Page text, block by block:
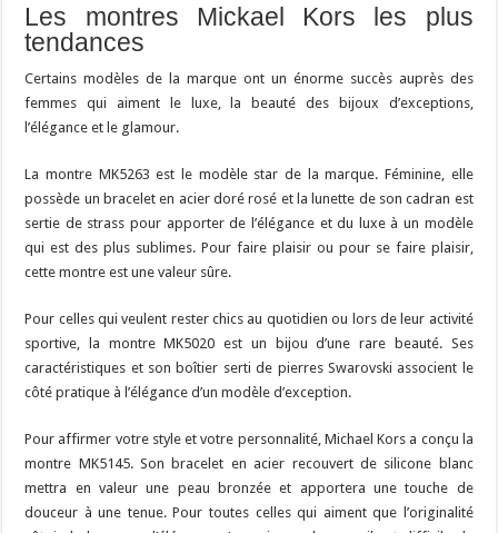
Les montres Mickael Kors les plus
tendances
Certains modèles de la marque ont un énorme succès auprès des
femmes qui aiment le luxe, la beauté des bijoux d’exceptions,
l’élégance et le glamour.
La montre MK5263 est le modèle star de la marque. Féminine, elle
possède un bracelet en acier doré rosé et la lunette de son cadran est
sertie de strass pour apporter de l’élégance et du luxe à un modèle
qui est des plus sublimes. Pour faire plaisir ou pour se faire plaisir,
cette montre est une valeur sûre.
Pour celles qui veulent rester chics au quotidien ou lors de leur activité
sportive, la montre MK5020 est un bijou d’une rare beauté. Ses
caractéristiques et son boîtier serti de pierres Swarovski associent le
côté pratique à l’élégance d’un modèle d’exception.
Pour affirmer votre style et votre personnalité, Michael Kors a conçu la
montre MK5145. Son bracelet en acier recouvert de silicone blanc
mettra en valeur une peau bronzée et apportera une touche de
douceur à une tenue. Pour toutes celles qui aiment que l’originalité